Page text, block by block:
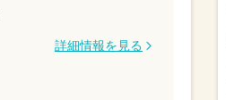
詳細情報を見る